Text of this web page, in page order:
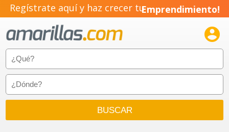
Regístrate aquí y haz crecer tuEmprendimiento!
